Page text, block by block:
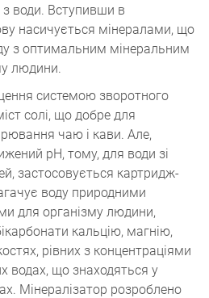
води. Вступивши в
насичується мінералами, що
з оптимальним мінеральним
людини.
системою зворотного
солі, що добре для
чаю і кави. Але,
рН, тому, для води зі
застосовується картридж-
воду природними
для організму людини,
кальцію, магнію,
рівних з концентраціями
водах, що знаходяться у
Мінералізатор розроблено